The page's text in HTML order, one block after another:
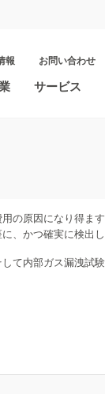
報 お問い合わせ
サービス
の原因になり得ま
、かつ確実に検出
て内部ガス漏洩試